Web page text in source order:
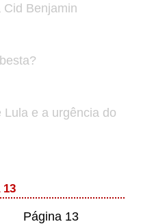
Cid Benjamin
Lula e a urgência do
13
Página 13